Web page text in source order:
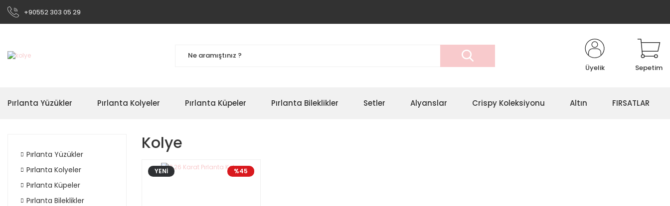
+90552 303 05 29
Üyelik Sepetim
Pırlanta Yüzükler Pırlanta Kolyeler Pırlanta Küpeler Pırlanta Bileklikler Setler Alyanslar Crispy Koleksiyonu Altın FIRSATLAR
Pırlanta Yüzükler
Pırlanta Kolyeler
Pırlanta Küpeler
Pırlanta Bileklikler
Kolye
%45
YENİ